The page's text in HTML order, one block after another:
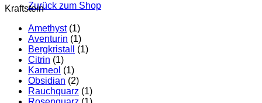
Zurück zum Shop
Kraftstein
Amethyst (1)
Aventurin (1)
Bergkristall
(1)
Citrin (1)
Karneol (1)
Obsidian (2)
Rauchquarz (1)